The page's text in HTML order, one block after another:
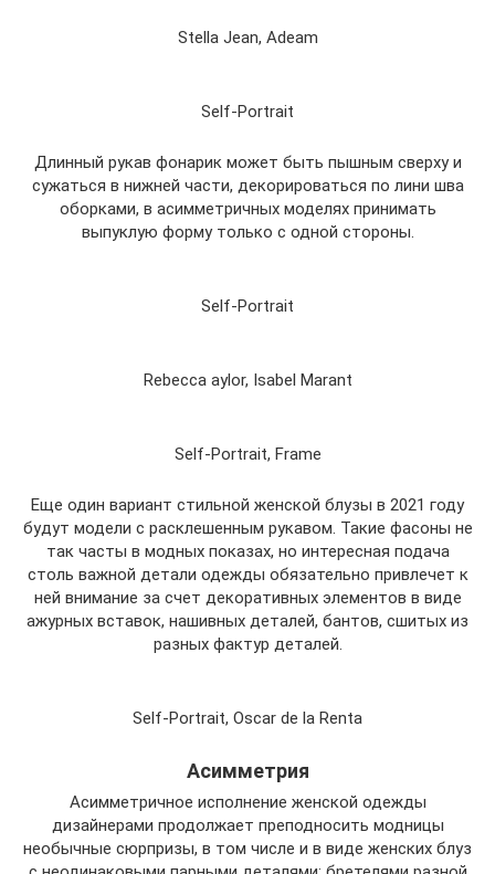
Stella Jean, Adeam
Self-Portrait
Длинный рукав фонарик может быть пышным сверху и
сужаться в нижней части, декорироваться по лини шва
оборками, в асимметричных моделях принимать
выпуклую форму только с одной стороны.
Self-Portrait
Rebecca aylor, Isabel Marant
Self-Portrait, Frame
Еще один вариант стильной женской блузы в 2021 году
будут модели с расклешенным рукавом. Такие фасоны не
так часты в модных показах, но интересная подача
столь важной детали одежды обязательно привлечет к
ней внимание за счет декоративных элементов в виде
ажурных вставок, нашивных деталей, бантов, сшитых из
разных фактур деталей.
Self-Portrait, Oscar de la Renta
Асимметрия
Асимметричное исполнение женской одежды
дизайнерами продолжает преподносить модницы
необычные сюрпризы, в том числе и в виде женских блуз